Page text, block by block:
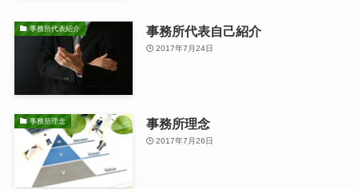
事務所代表紹介 事務所代表自己紹介
2017年7月24日
事務所理念 事務所理念
2017年7月26日